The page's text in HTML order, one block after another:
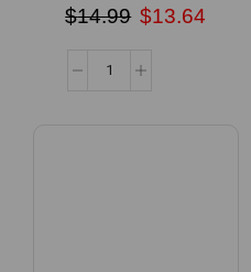
$14.99 $13.64